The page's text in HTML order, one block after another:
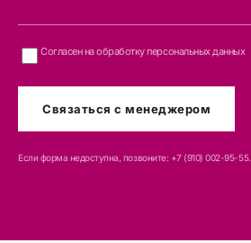
Согласен на обработку персональных данных
Связаться с менеджером
Если форма недоступна, позвоните: +7 (910) 002-95-55.